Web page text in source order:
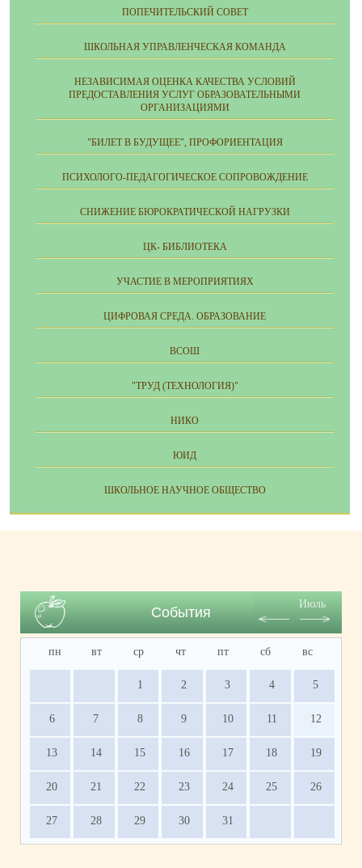
ПОПЕЧИТЕЛЬСКИЙ СОВЕТ
ШКОЛЬНАЯ УПРАВЛЕНЧЕСКАЯ КОМАНДА
НЕЗАВИСИМАЯ ОЦЕНКА КАЧЕСТВА УСЛОВИЙ
ПРЕДОСТАВЛЕНИЯ УСЛУГ ОБРАЗОВАТЕЛЬНЫМИ
ОРГАНИЗАЦИЯМИ
"БИЛЕТ В БУДУЩЕЕ", ПРОФОРИЕНТАЦИЯ
ПСИХОЛОГО-ПЕДАГОГИЧЕСКОЕ СОПРОВОЖДЕНИЕ
СНИЖЕНИЕ БЮРОКРАТИЧЕСКОЙ НАГРУЗКИ
ЦК- БИБЛИОТЕКА
УЧАСТИЕ В МЕРОПРИЯТИЯХ
ЦИФРОВАЯ СРЕДА. ОБРАЗОВАНИЕ
ВСОШ
"ТРУД (ТЕХНОЛОГИЯ)"
НИКО
ЮИД
ШКОЛЬНОЕ НАУЧНОЕ ОБЩЕСТВО
События
Июль
пн вт ср чт пт сб вс
1 2 3 4 5
6 7 8 9 10 11 12
13 14 15 16 17 18 19
20 21 22 23 24 25 26
27 28 29 30 31